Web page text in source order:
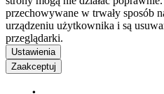
przechowywane w trwały sposób
urządzeniu użytkownika i są
przeglądarki.
Ustawienia
Zaakceptuj